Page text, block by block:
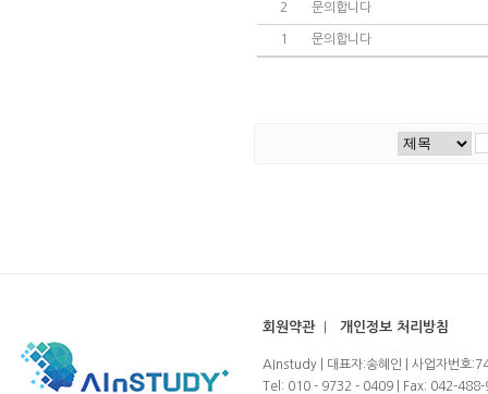
2 문의합니다
1 문의합니다
회원약관| 개인정보 처리방침
AInstudy | 대표자:송혜인 | 사업자번호
Tel: 010 - 9732 - 0409 | Fax: 042-